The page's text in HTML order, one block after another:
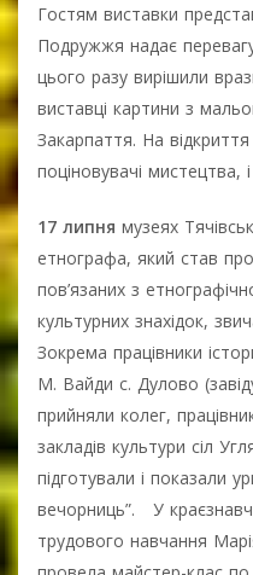
Гостям виставки
Подружжя надає
цього разу вирішили
виставці картини з
Закарпаття. На відкриття
поціновувачі мистецтва, і
17 липня музеях
етнографа, який став
пов’язаних з
культурних знахідок,
Зокрема працівники
М. Вайди с. Дулово
прийняли колег,
закладів культури сіл
підготували і показали
вечорниць”. У
трудового навчання